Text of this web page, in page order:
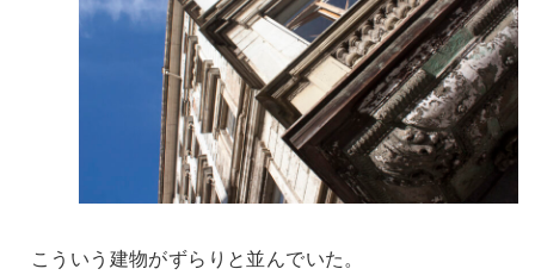
こういう建物がずらりと並んでいた。